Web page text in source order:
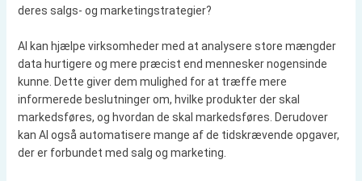
deres salgs- og marketingstrategier?
AI kan hjælpe virksomheder med at analysere store mængder
data hurtigere og mere præcist end mennesker nogensinde
kunne. Dette giver dem mulighed for at træffe mere
informerede beslutninger om, hvilke produkter der skal
markedsføres, og hvordan de skal markedsføres. Derudover
kan AI også automatisere mange af de tidskrævende opgaver,
der er forbundet med salg og marketing.